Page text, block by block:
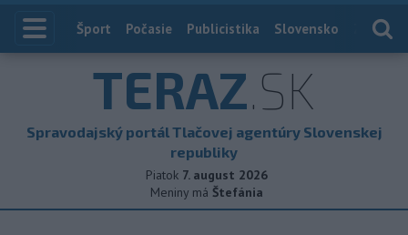
Index
Šport Počasie Publicistika Slovensko
TERAZ.SK
Spravodajský portál Tlačovej agentúry Slovenskej
republiky
Piatok 7. august 2026
Meniny má Štefánia